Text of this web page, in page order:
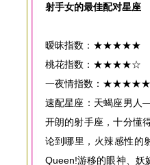
射手女的最佳配对星座
暧昧指数：★★★★★
桃花指数：★★★★☆
一夜情指数：★★★★★
速配星座：天蝎座男人
开朗的射手座，十分懂
论到哪里，火辣感性的
Queen!游移的眼神、妖